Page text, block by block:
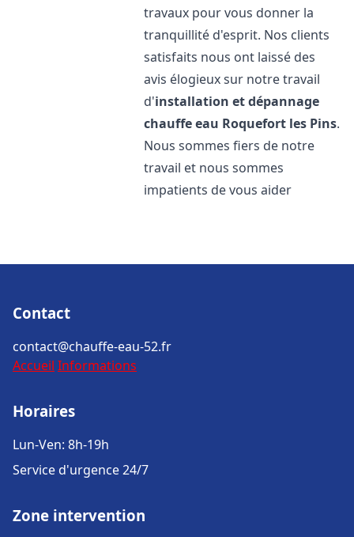
travaux pour vous donner la
tranquillité d'esprit. Nos clients
satisfaits nous ont laissé des
avis élogieux sur notre travail
d'installation et dépannage
chauffe eau Roquefort les Pins.
Nous sommes fiers de notre
travail et nous sommes
impatients de vous aider
Contact
contact@chauffe-eau-52.fr
Accueil Informations
Horaires
Lun-Ven: 8h-19h
Service d'urgence 24/7
Zone intervention